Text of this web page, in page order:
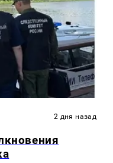
2 дня назад